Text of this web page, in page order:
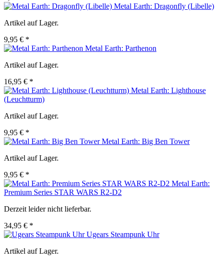
Metal Earth: Dragonfly (Libelle)
Artikel auf Lager.
9,95 € *
Metal Earth: Parthenon
Artikel auf Lager.
16,95 € *
Metal Earth: Lighthouse
(Leuchtturm)
Artikel auf Lager.
9,95 € *
Metal Earth: Big Ben Tower
Artikel auf Lager.
9,95 € *
Metal Earth:
Premium Series STAR WARS R2-D2
Derzeit leider nicht lieferbar.
34,95 € *
Ugears Steampunk Uhr
Artikel auf Lager.